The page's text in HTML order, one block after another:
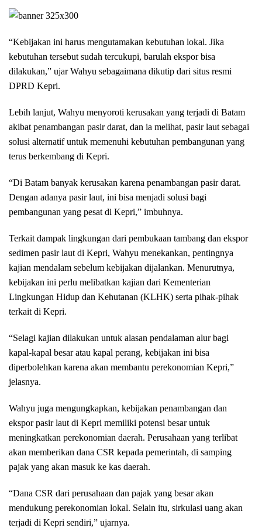
“Kebijakan ini harus mengutamakan kebutuhan lokal. Jika
kebutuhan tersebut sudah tercukupi, barulah ekspor bisa
dilakukan,” ujar Wahyu sebagaimana dikutip dari situs resmi
DPRD Kepri.
Lebih lanjut, Wahyu menyoroti kerusakan yang terjadi di Batam
akibat penambangan pasir darat, dan ia melihat, pasir laut sebagai
solusi alternatif untuk memenuhi kebutuhan pembangunan yang
terus berkembang di Kepri.
“Di Batam banyak kerusakan karena penambangan pasir darat.
Dengan adanya pasir laut, ini bisa menjadi solusi bagi
pembangunan yang pesat di Kepri,” imbuhnya.
Terkait dampak lingkungan dari pembukaan tambang dan ekspor
sedimen pasir laut di Kepri, Wahyu menekankan, pentingnya
kajian mendalam sebelum kebijakan dijalankan. Menurutnya,
kebijakan ini perlu melibatkan kajian dari Kementerian
Lingkungan Hidup dan Kehutanan (KLHK) serta pihak-pihak
terkait di Kepri.
“Selagi kajian dilakukan untuk alasan pendalaman alur bagi
kapal-kapal besar atau kapal perang, kebijakan ini bisa
diperbolehkan karena akan membantu perekonomian Kepri,”
jelasnya.
Wahyu juga mengungkapkan, kebijakan penambangan dan
ekspor pasir laut di Kepri memiliki potensi besar untuk
meningkatkan perekonomian daerah. Perusahaan yang terlibat
akan memberikan dana CSR kepada pemerintah, di samping
pajak yang akan masuk ke kas daerah.
“Dana CSR dari perusahaan dan pajak yang besar akan
mendukung perekonomian lokal. Selain itu, sirkulasi uang akan
terjadi di Kepri sendiri,” ujarnya.